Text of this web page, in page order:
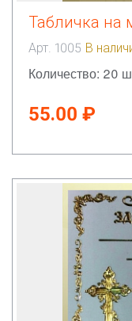
Табличка на
Арт. 1005 В
Количество: 20
55.00 ₽